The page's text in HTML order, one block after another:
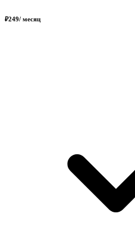
₽249/ месяц